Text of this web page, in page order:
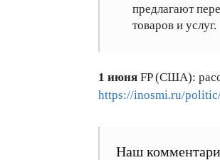
предлагают
товаров и услуг.
1 июня FP (США):
https://inosmi.ru/
Наш